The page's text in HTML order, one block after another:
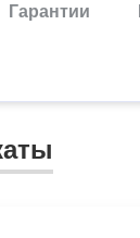
Гарантии